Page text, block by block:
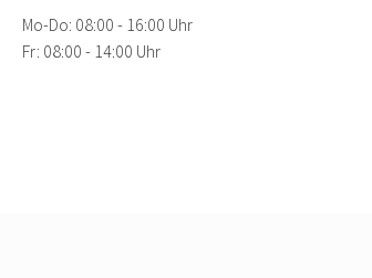
Mo-Do: 08:00 - 16:00 Uhr
Fr: 08:00 - 14:00 Uhr